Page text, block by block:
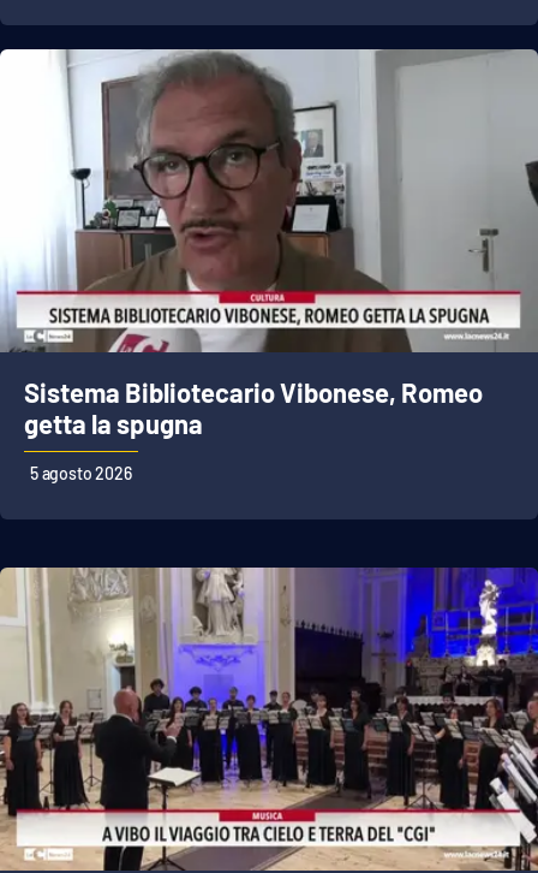
APP
Android
Apple
Sistema Bibliotecario Vibonese, Romeo
getta la spugna
5 agosto 2026